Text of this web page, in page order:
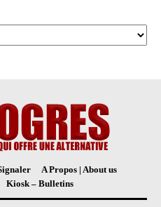
A Propos | About us
Kiosk – Bulletins